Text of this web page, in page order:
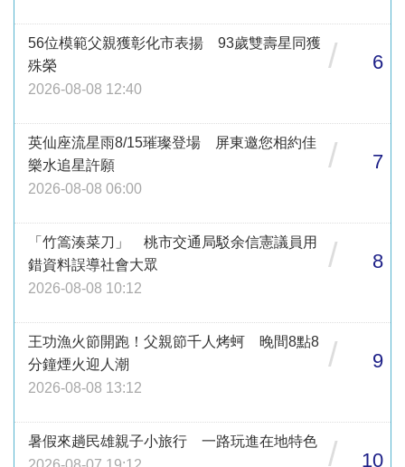
56位模範父親獲彰化市表揚 93歲雙壽星同獲
殊榮
2026-08-08 12:40
/ 6
英仙座流星雨8/15璀璨登場 屏東邀您相約佳
樂水追星許願
2026-08-08 06:00
/ 7
「竹篙湊菜刀」 桃市交通局駁余信憲議員用
錯資料誤導社會大眾
2026-08-08 10:12
/ 8
王功漁火節開跑！父親節千人烤蚵 晚間8點8
分鐘煙火迎人潮
2026-08-08 13:12
/ 9
暑假來趟民雄親子小旅行 一路玩進在地特色
/ 10